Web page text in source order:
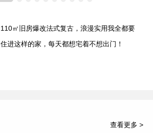
110㎡旧房爆改法式复古，浪漫实用我全都要
住进这样的家，每天都想宅着不想出门！
查看更多 >